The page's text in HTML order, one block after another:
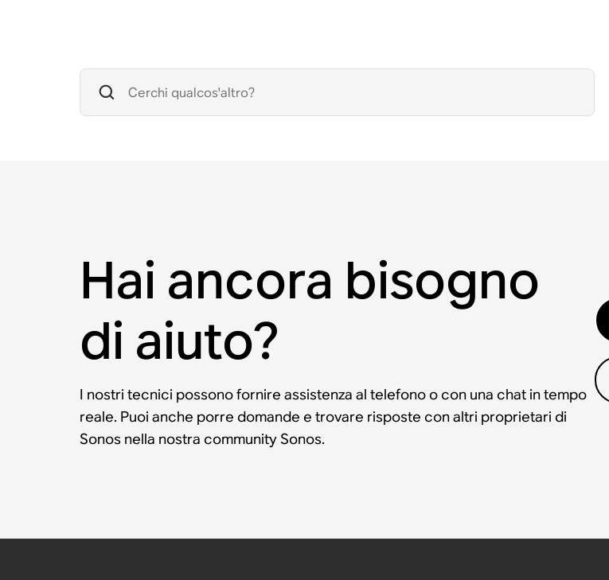
Hai ancora bisogno
di aiuto?
I nostri tecnici possono fornire assistenza al telefono o con una chat in tempo
reale. Puoi anche porre domande e trovare risposte con altri proprietari di
Sonos nella nostra community Sonos.